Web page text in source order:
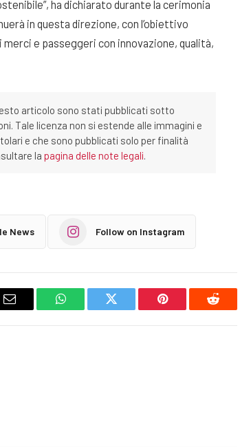
ha dichiarato durante la cerimonia
in questa direzione, con l’obiettivo
e passeggeri con innovazione, qualità,
articolo sono stati pubblicati sotto
Tale licenza non si estende alle immagini e
e che sono pubblicati solo per finalità
la pagina delle note legali.
News Follow on Instagram
Email WhatsAppTwitter Pinterest Reddit